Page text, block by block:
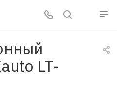
LT-